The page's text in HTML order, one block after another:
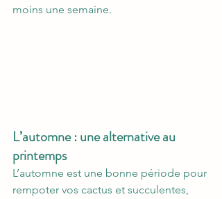
moins une semaine.
L’automne : une alternative au
printemps
L’automne est une bonne période pour
rempoter vos cactus et succulentes,